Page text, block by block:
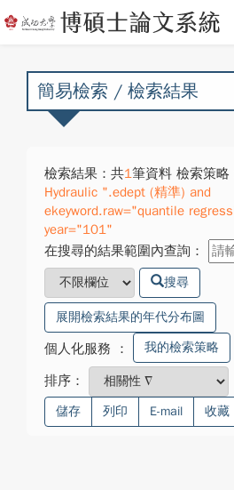
簡易檢索 / 檢索結果
檢索結果：共1筆資料 檢索策略
Hydraulic ".edept (精準) and
ekeyword.raw="quantile
year="101"
在搜尋的結果範圍內查詢：
搜尋
展開檢索結果的年代分布圖
個人化服務 ： 我的檢索策略
排序：
儲存 列印 E-mail 收藏